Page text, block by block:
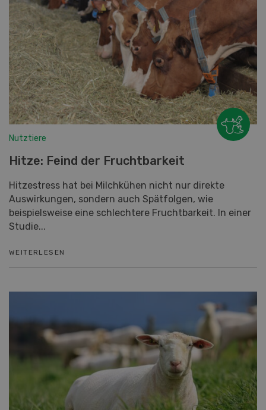
Nutztiere
Hitze: Feind der Fruchtbarkeit
Hitzestress hat bei Milchkühen nicht nur direkte
Auswirkungen, sondern auch Spätfolgen, wie
beispielsweise eine schlechtere Fruchtbarkeit. In einer
Studie...
WEITERLESEN